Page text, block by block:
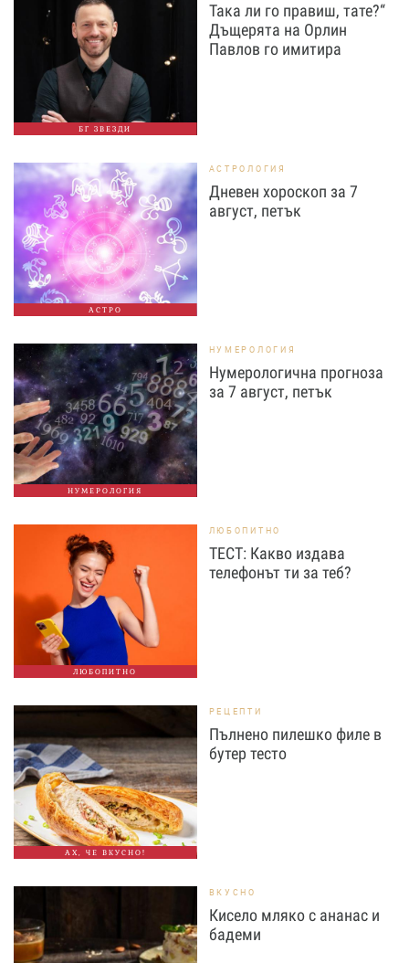
БГ ЗВЕЗДИ
Така ли го правиш, тате?“
Дъщерята на Орлин
Павлов го имитира
АСТРО
АСТРОЛОГИЯ
Дневен хороскоп за 7
август, петък
НУМЕРОЛОГИЯ
НУМЕРОЛОГИЯ
Нумерологична прогноза
за 7 август, петък
ЛЮБОПИТНО
ЛЮБОПИТНО
ТЕСТ: Какво издава
телефонът ти за теб?
АХ, ЧЕ ВКУСНО!
РЕЦЕПТИ
Пълнено пилешко филе в
бутер тесто
ВКУСНО
Кисело мляко с ананас и
бадеми